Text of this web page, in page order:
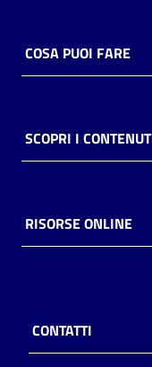
Patto
per
COSA PUOI FARE
SCOPRI I
RISORSE ONLINE
CONTATTI